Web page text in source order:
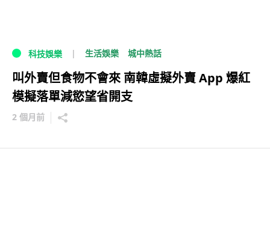
科技娛樂 生活娛樂 城中熱話
叫外賣但食物不會來 南韓虛擬外賣 App 爆紅
模擬落單減慾望省開支
2 個月前